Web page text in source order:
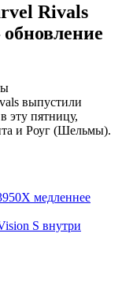
Rivals
выпустили
эту пятницу,
и Роуг (Шельмы).
медленнее
S внутри